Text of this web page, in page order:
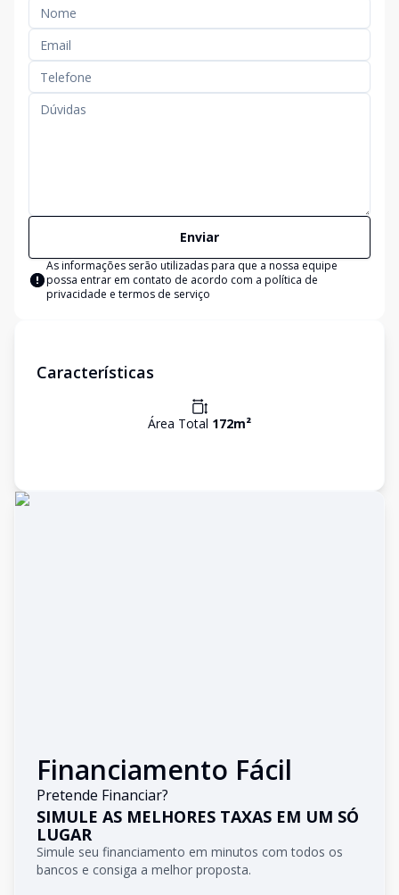
Enviar
As informações serão utilizadas para que a nossa equipe
possa entrar em contato de acordo com a política de
privacidade e termos de serviço
Características
Área Total 172m²
Financiamento Fácil
Pretende Financiar?
SIMULE AS MELHORES TAXAS EM UM SÓ
LUGAR
Simule seu financiamento em minutos com todos os
bancos e consiga a melhor proposta.